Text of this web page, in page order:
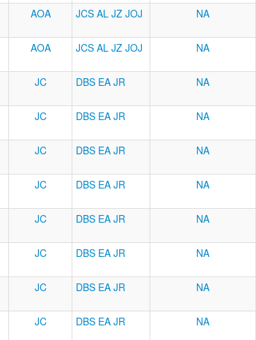
AOA JCS AL JZ JOJ NA
AOA JCS AL JZ JOJ NA
JC DBS EA JR NA
JC DBS EA JR NA
JC DBS EA JR NA
JC DBS EA JR NA
JC DBS EA JR NA
JC DBS EA JR NA
JC DBS EA JR NA
JC DBS EA JR NA